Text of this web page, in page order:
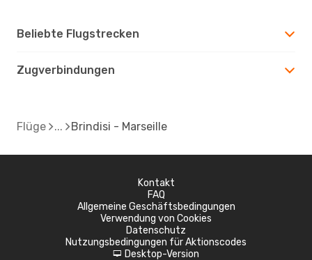
Beliebte Flugstrecken
Zugverbindungen
Flüge Brindisi - Marseille
Kontakt
FAQ
Allgemeine Geschäftsbedingungen
Verwendung von Cookies
Datenschutz
Nutzungsbedingungen für Aktionscodes
d Desktop-Version